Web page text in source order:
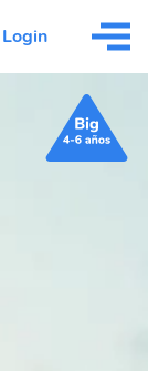
Login